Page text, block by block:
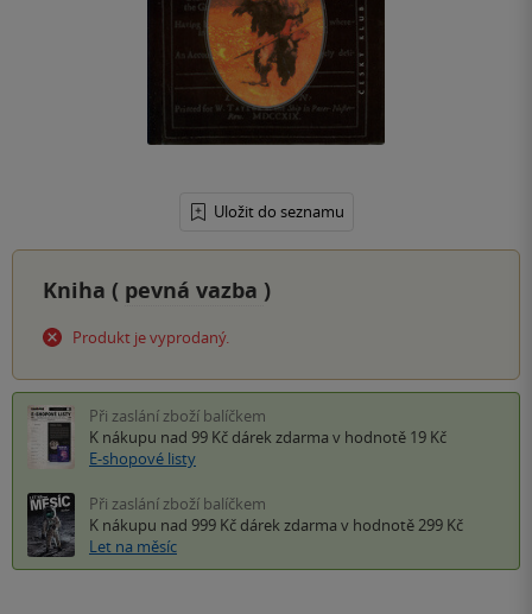
Uložit do seznamu
Kniha ( pevná vazba )
Produkt je vyprodaný.
Při zaslání zboží balíčkem
K nákupu nad 99 Kč dárek zdarma v hodnotě 19 Kč
E-shopové listy
Při zaslání zboží balíčkem
K nákupu nad 999 Kč dárek zdarma v hodnotě 299 Kč
Let na měsíc